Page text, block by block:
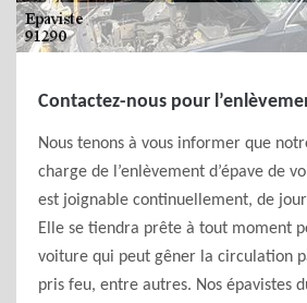
Contactez-nous pour
Nous tenons à vous informer que
charge de l’enlèvement d’épave de
est joignable continuellement, de
Elle se tiendra prête à tout moment
voiture qui peut gêner la circulation
pris feu, entre autres. Nos épavistes